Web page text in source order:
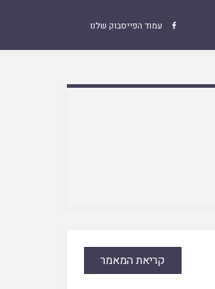
 עמוד הפייסבוק שלנו
קריאת המאמר